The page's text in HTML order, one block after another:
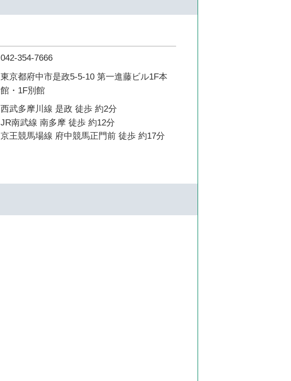
042-354-7666
東京都府中市是政5-5-10 第一進藤ビル1F本
館・1F別館
西武多摩川線 是政 徒歩 約2分
JR南武線 南多摩 徒歩 約12分
京王競馬場線 府中競馬正門前 徒歩 約17分